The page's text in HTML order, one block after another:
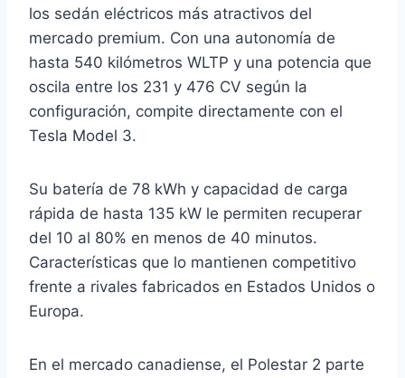
los sedán eléctricos más atractivos del
mercado premium. Con una autonomía de
hasta 540 kilómetros WLTP y una potencia que
oscila entre los 231 y 476 CV según la
configuración, compite directamente con el
Tesla Model 3.
Su batería de 78 kWh y capacidad de carga
rápida de hasta 135 kW le permiten recuperar
del 10 al 80% en menos de 40 minutos.
Características que lo mantienen competitivo
frente a rivales fabricados en Estados Unidos o
Europa.
En el mercado canadiense, el Polestar 2 parte